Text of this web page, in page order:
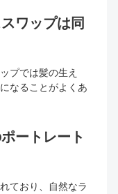
ワップは同
プでは髪の生え
なることがよくあ
ートレート
ており、自然なラ